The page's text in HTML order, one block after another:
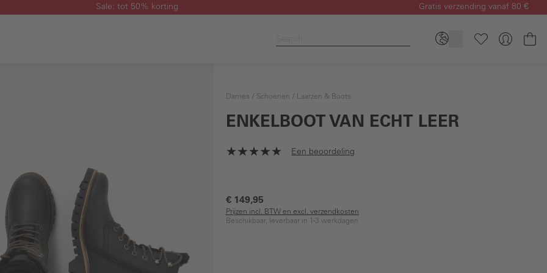
Sale: tot 50% korting Gratis verzending vanaf 80 €
Dames Schoenen Laarzen & Boots
ENKELBOOT VAN ECHT LEER
Een beoordeling
€ 149,95
Prijzen incl. BTW en excl. verzendkosten
Beschikbaar, leverbaar in 1-3 werkdagen